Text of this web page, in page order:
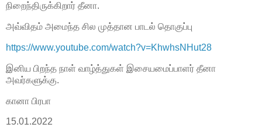
நிறைந்திருக்கிறார் தீனா.
அவ்விதம் அமைந்த சில முத்தான பாடல் தொகுப்பு
https://www.youtube.com/watch?v=KhwhsNHut28
இனிய பிறந்த நாள் வாழ்த்துகள் இசையமைப்பாளர் தீனா
அவர்களுக்கு.
கானா பிரபா
15.01.2022